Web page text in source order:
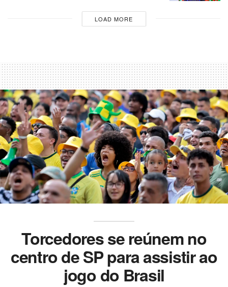
LOAD MORE
Torcedores se reúnem no
centro de SP para assistir ao
jogo do Brasil